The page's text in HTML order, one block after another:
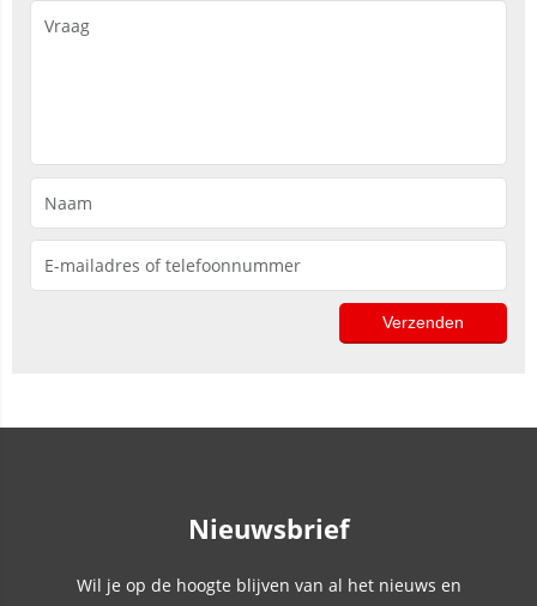
Nieuwsbrief
Wil je op de hoogte blijven van al het nieuws en